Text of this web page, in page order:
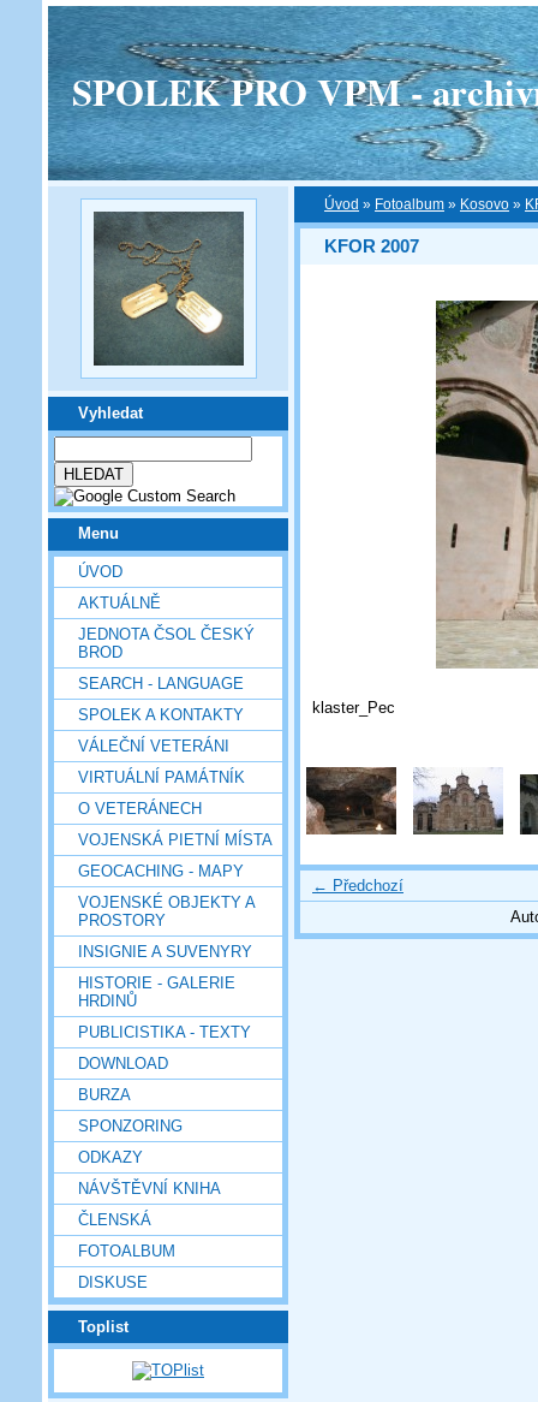
SPOLEK PRO VPM -
Vyhledat
Menu
ÚVOD
AKTUÁLNĚ
JEDNOTA ČSOL ČESKÝ
BROD
SEARCH - LANGUAGE
SPOLEK A KONTAKTY
VÁLEČNÍ VETERÁNI
VIRTUÁLNÍ PAMÁTNÍK
O VETERÁNECH
VOJENSKÁ PIETNÍ MÍSTA
GEOCACHING - MAPY
VOJENSKÉ OBJEKTY A
PROSTORY
INSIGNIE A SUVENYRY
HISTORIE - GALERIE
HRDINŮ
PUBLICISTIKA - TEXTY
DOWNLOAD
BURZA
SPONZORING
ODKAZY
NÁVŠTĚVNÍ KNIHA
ČLENSKÁ
FOTOALBUM
DISKUSE
Toplist
Úvod » Fotoalbum » Kosovo »
KFOR 2007
klaster_Pec
← Předchozí